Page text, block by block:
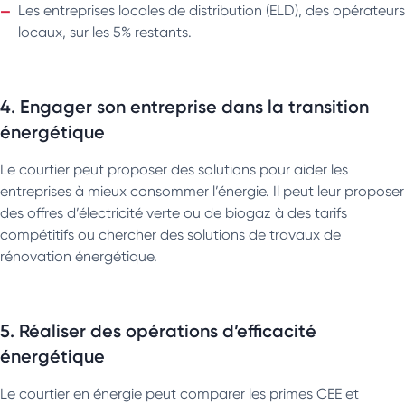
Les entreprises locales de distribution (ELD), des opérateurs
locaux, sur les 5% restants.
4. Engager son entreprise dans la transition
énergétique
Le courtier peut proposer des solutions pour aider les
entreprises à mieux consommer l’énergie. Il peut leur proposer
des offres d’électricité verte ou de biogaz à des tarifs
compétitifs ou chercher des solutions de travaux de
rénovation énergétique.
5. Réaliser des opérations d’efficacité
énergétique
Le courtier en énergie peut comparer les primes CEE et